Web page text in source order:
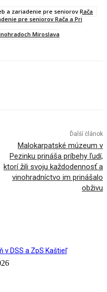
a zariadenie pre seniorov Rača
pre seniorov Rača a Pri
Miroslava
Ďalší článok
Malokarpatské múzeum v
Pezinku prináša príbehy ľudí,
ktorí žili svoju každodennosť a
vinohradníctvo im prinášalo
obživu
v DSS a ZpS Kaštieľ